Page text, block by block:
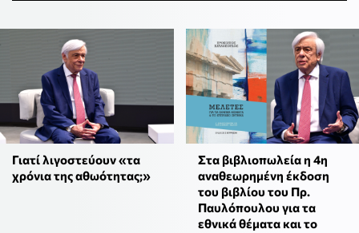
Γιατί λιγοστεύουν «τα
χρόνια της αθωότητας;»
Στα βιβλιοπωλεία η 4η
αναθεωρημένη έκδοση
του βιβλίου του Πρ.
Παυλόπουλου για τα
εθνικά θέματα και το